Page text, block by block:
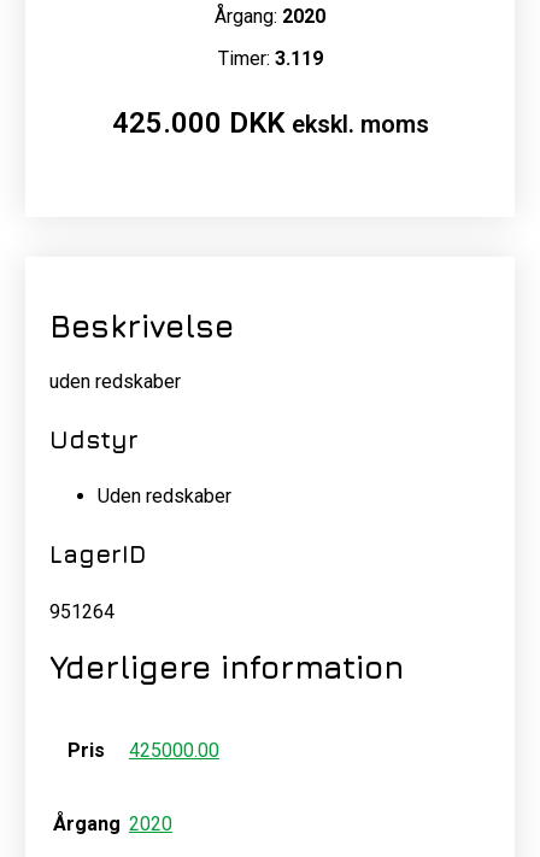
Årgang: 2020
Timer: 3.119
425.000 DKK ekskl. moms
Beskrivelse
uden redskaber
Udstyr
Uden redskaber
LagerID
951264
Yderligere information
Pris 425000.00
Årgang 2020